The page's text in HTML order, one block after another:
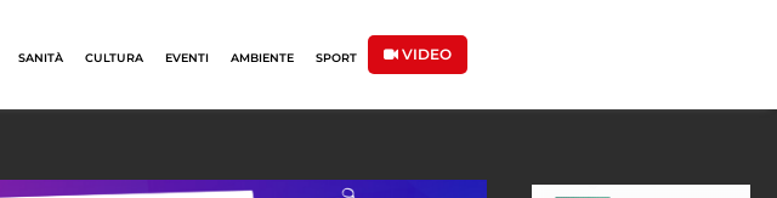
SANITÀ CULTURA EVENTI AMBIENTE SPORT VIDEO